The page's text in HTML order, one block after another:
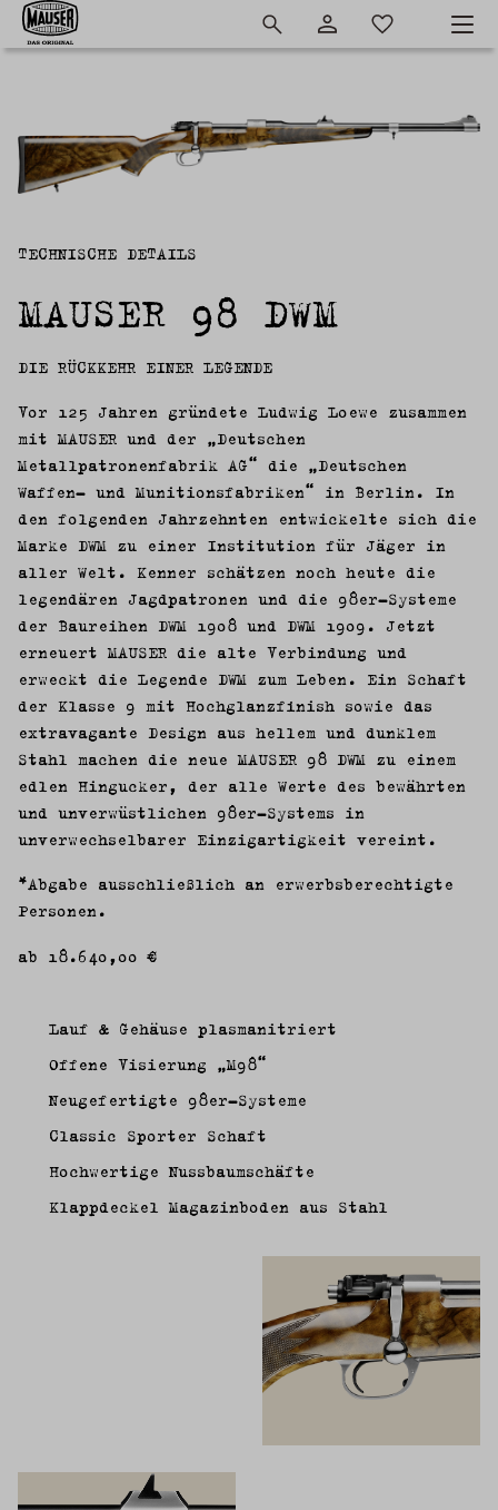
TECHNISCHE DETAILS
MAUSER 98 DWM
DIE RÜCKKEHR EINER LEGENDE
Vor 125 Jahren gründete Ludwig Loewe zusammen
mit MAUSER und der „Deutschen
Metallpatronenfabrik AG“ die „Deutschen
Waffen- und Munitionsfabriken“ in Berlin. In
den folgenden Jahrzehnten entwickelte sich die
Marke DWM zu einer Institution für Jäger in
aller Welt. Kenner schätzen noch heute die
legendären Jagdpatronen und die 98er-Systeme
der Baureihen DWM 1908 und DWM 1909. Jetzt
erneuert MAUSER die alte Verbindung und
erweckt die Legende DWM zum Leben. Ein Schaft
der Klasse 9 mit Hochglanzfinish sowie das
extravagante Design aus hellem und dunklem
Stahl machen die neue MAUSER 98 DWM zu einem
edlen Hingucker, der alle Werte des bewährten
und unverwüstlichen 98er-Systems in
unverwechselbarer Einzigartigkeit vereint.
*Abgabe ausschließlich an erwerbsberechtigte
Personen.
ab 18.640,00 €
Lauf & Gehäuse plasmanitriert
Offene Visierung „M98“
Neugefertigte 98er-Systeme
Classic Sporter Schaft
Hochwertige Nussbaumschäfte
Klappdeckel Magazinboden aus Stahl